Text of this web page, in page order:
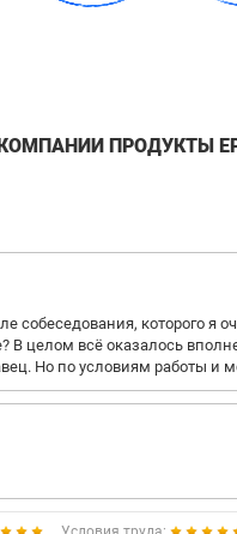
ПРОДУКТЫ
собеседования, которого я
целом всё оказалось
Но по условиям работы и